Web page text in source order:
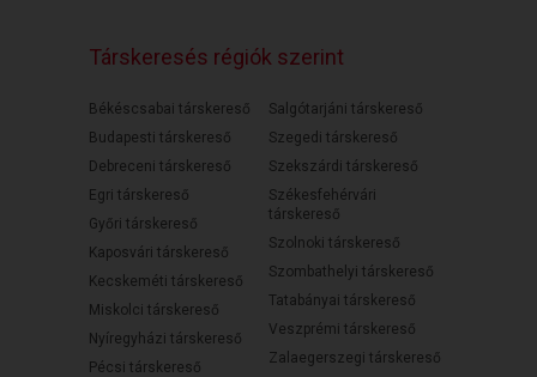
Társkeresés régiók szerint
Békéscsabai társkereső
Budapesti társkereső
Debreceni társkereső
Egri társkereső
Győri társkereső
Kaposvári társkereső
Kecskeméti társkereső
Miskolci társkereső
Nyíregyházi társkereső
Pécsi társkereső
Salgótarjáni társkereső
Szegedi társkereső
Szekszárdi társkereső
Székesfehérvári
társkereső
Szolnoki társkereső
Szombathelyi társkereső
Tatabányai társkereső
Veszprémi társkereső
Zalaegerszegi társkereső